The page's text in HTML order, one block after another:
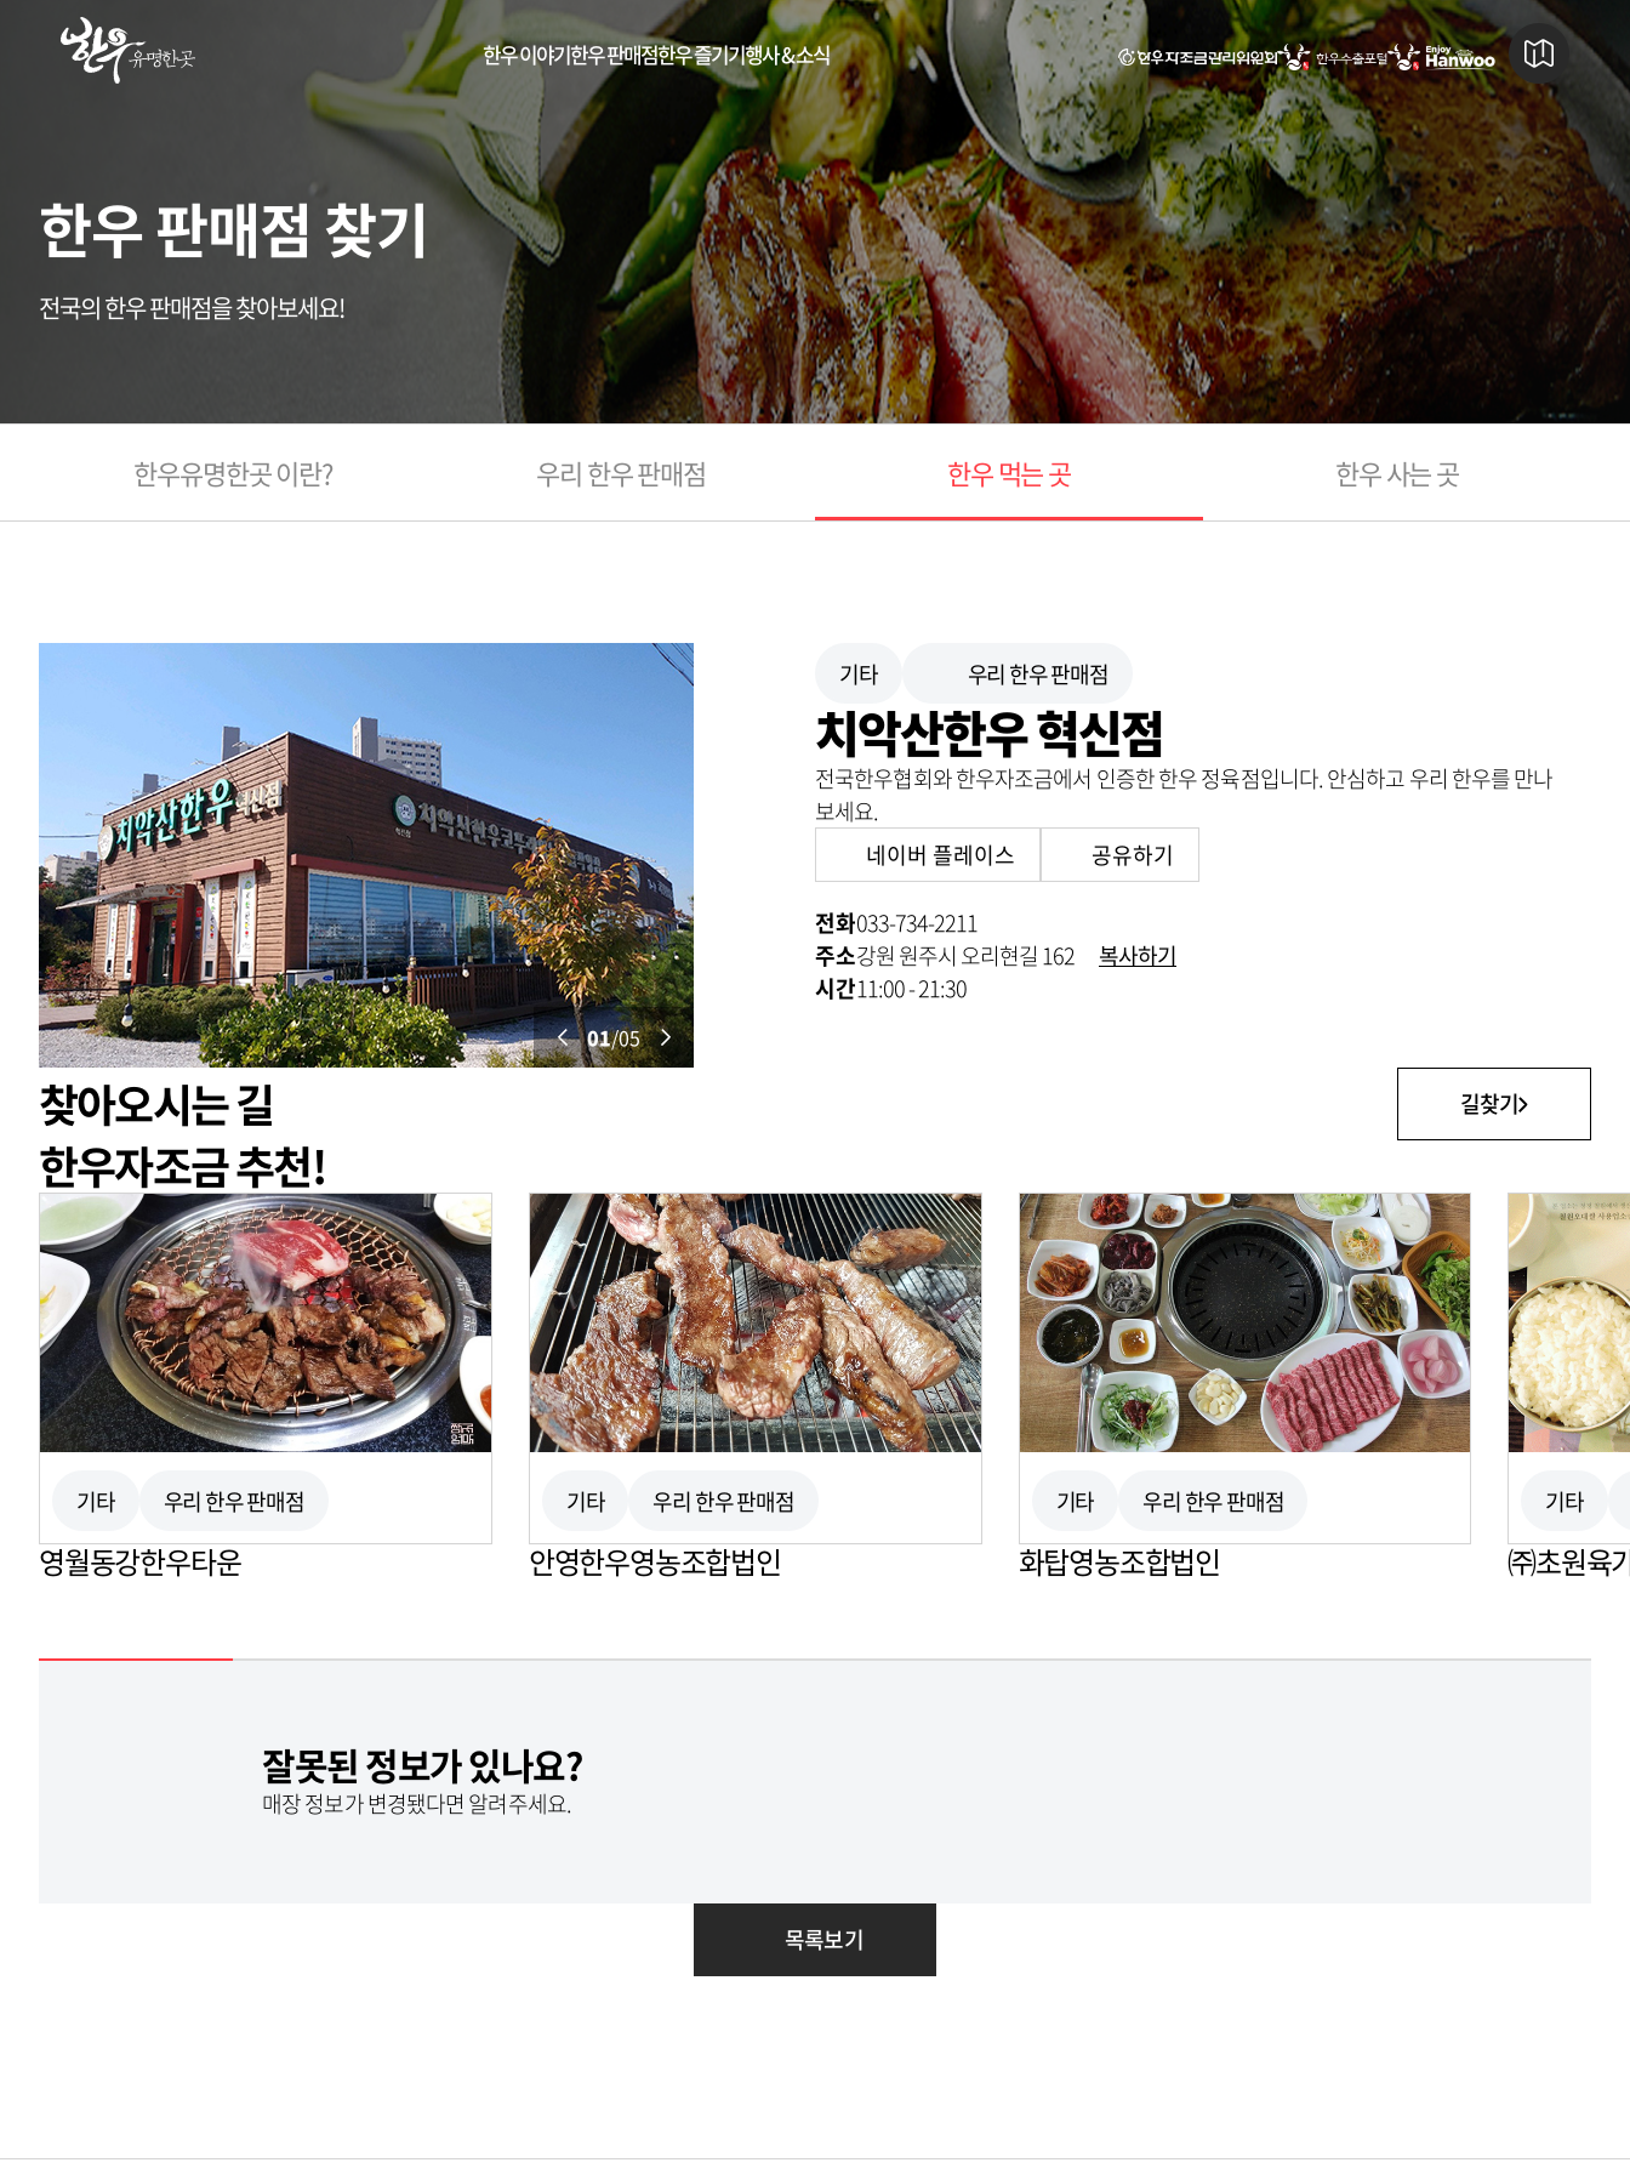
한우 이야기한우 판매점한우 즐기기행사 & 소식
한우 판매점 찾기
전국의 한우 판매점을 찾아보세요!
한우유명한곳 이란? 우리 한우 판매점 한우 먹는 곳 한우 사는 곳
01/05
기타 우리 한우 판매점
치악산한우 혁신점
전국한우협회와 한우자조금에서 인증한 한우 정육점입니다. 안심하고 우리 한우를 만나
보세요.
네이버 플레이스
공유하기
전화033-734-2211
주소강원 원주시 오리현길 162
복사하기
시간11:00 - 21:30
찾아오시는 길 길찾기
250m
한우자조금 추천!
기타 우리 한우 판매점
영월동강한우타운
기타 우리 한우 판매점
안영한우영농조합법인
기타 우리 한우 판매점
화탑영농조합법인
기타
㈜초원육
잘못된 정보가 있나요?
매장 정보가 변경됐다면 알려주세요.
목록보기